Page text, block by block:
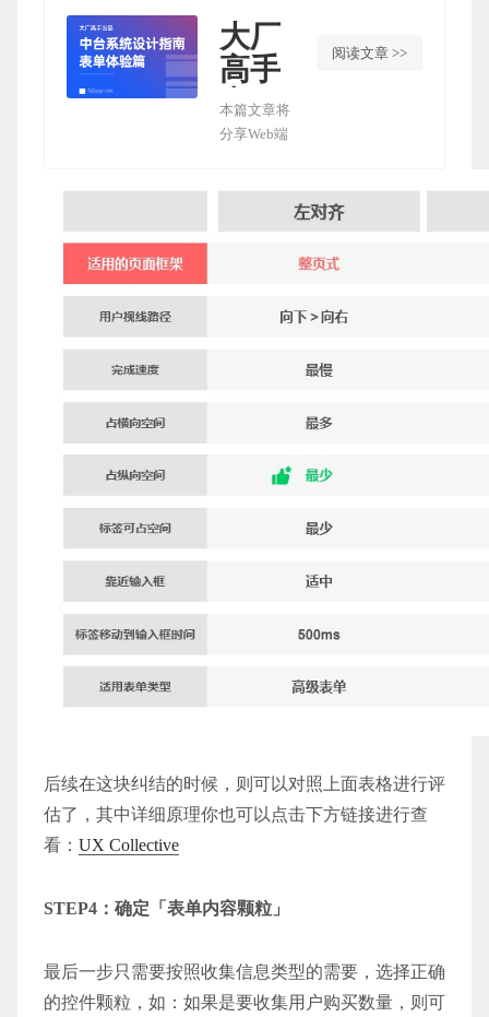
大厂
高手
出
品！
系统
设计
本篇文章将
分享Web端
计师在设计
填写表单。
阅读文章 >>
后续在这块纠结的时候，则可以对照上面表格进行评
估了，其中详细原理你也可以点击下方链接进行查
看： UX Collective
STEP4：确定「表单内容颗粒」
最后一步只需要按照收集信息类型的需要，选择正确
的控件颗粒，如：如果是要收集用户购买数量，则可